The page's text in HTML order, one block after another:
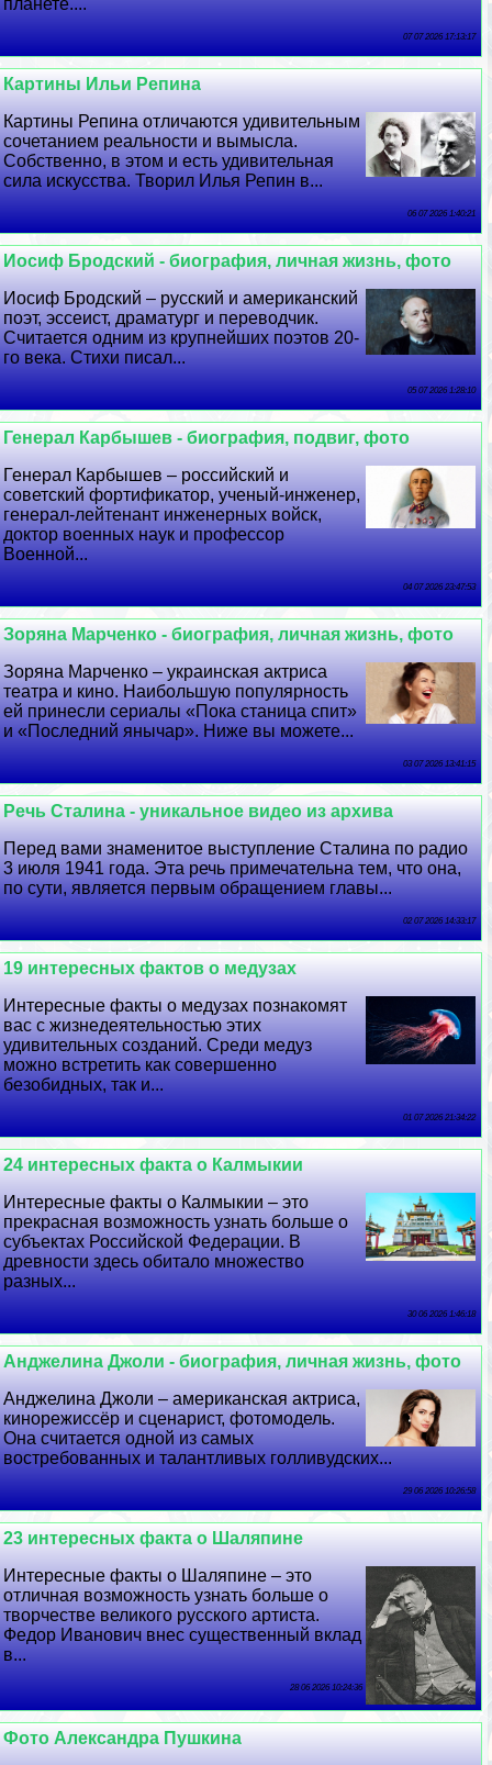
планете....
07 07 2026 17:13:17
Картины Ильи Репина
Картины Репина отличаются удивительным
сочетанием реальности и вымысла.
Собственно, в этом и есть удивительная
сила искусства. Творил Илья Репин в...
06 07 2026 1:40:21
Иосиф Бродский - биография, личная жизнь, фото
Иосиф Бродский – русский и американский
поэт, эссеист, драматург и переводчик.
Считается одним из крупнейших поэтов 20-
го века. Стихи писал...
05 07 2026 1:28:10
Генерал Карбышев - биография, подвиг, фото
Генерал Карбышев – российский и
советский фортификатор, ученый-инженер,
генерал-лейтенант инженерных войск,
доктор военных наук и профессор
Военной...
04 07 2026 23:47:53
Зоряна Марченко - биография, личная жизнь, фото
Зоряна Марченко – украинская актриса
театра и кино. Наибольшую популярность
ей принесли сериалы «Пока станица спит»
и «Последний янычар». Ниже вы можете...
03 07 2026 13:41:15
Речь Сталина - уникальное видео из архива
Перед вами знаменитое выступление Сталина по радио
3 июля 1941 года. Эта речь примечательна тем, что она,
по сути, является первым обращением главы...
02 07 2026 14:33:17
19 интересных фактов о медузах
Интересные факты о медузах познакомят
вас с жизнедеятельностью этих
удивительных созданий. Среди медуз
можно встретить как совершенно
безобидных, так и...
01 07 2026 21:34:22
24 интересных факта о Калмыкии
Интересные факты о Калмыкии – это
прекрасная возможность узнать больше о
субъектах Российской Федерации. В
древности здесь обитало множество
разных...
30 06 2026 1:46:18
Анджелина Джоли - биография, личная жизнь, фото
Анджелина Джоли – американская актриса,
кинорежиссёр и сценарист, фотомодель.
Она считается одной из самых
востребованных и талантливых голливудских...
29 06 2026 10:26:58
23 интересных факта о Шаляпине
Интересные факты о Шаляпине – это
отличная возможность узнать больше о
творчестве великого русского артиста.
Федор Иванович внес существенный вклад
в...
28 06 2026 10:24:36
Фото Александра Пушкина